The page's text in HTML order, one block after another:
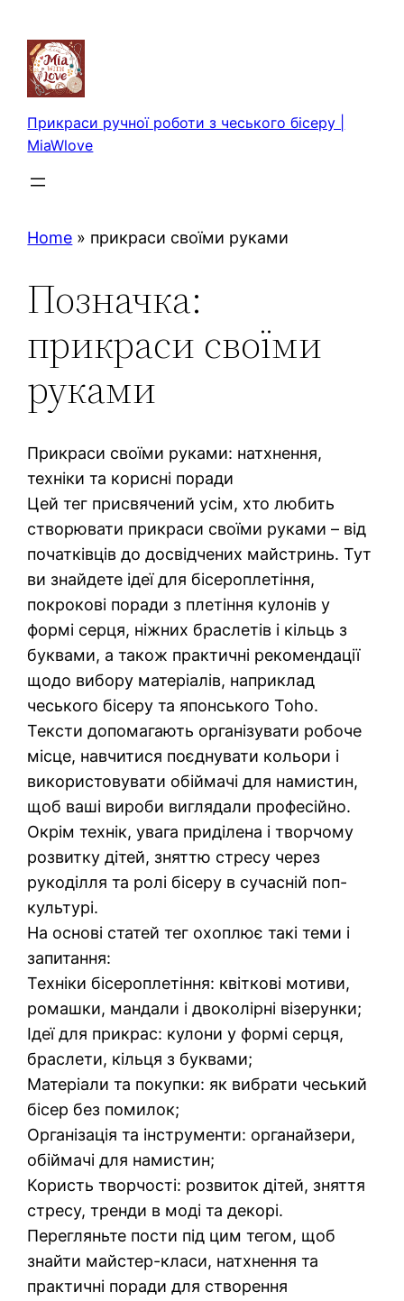
вмісту
Прикраси ручної роботи з чеського бісеру |
MiaWlove
Home » прикраси своїми руками
Позначка:
прикраси своїми
руками
Прикраси своїми руками: натхнення,
техніки та корисні поради
Цей тег присвячений усім, хто любить
створювати прикраси своїми руками – від
початківців до досвідчених майстринь. Тут
ви знайдете ідеї для бісероплетіння,
покрокові поради з плетіння кулонів у
формі серця, ніжних браслетів і кільць з
буквами, а також практичні рекомендації
щодо вибору матеріалів, наприклад
чеського бісеру та японського Toho.
Тексти допомагають організувати робоче
місце, навчитися поєднувати кольори і
використовувати обіймачі для намистин,
щоб ваші вироби виглядали професійно.
Окрім технік, увага приділена і творчому
розвитку дітей, зняттю стресу через
рукоділля та ролі бісеру в сучасній поп-
культурі.
На основі статей тег охоплює такі теми і
запитання:
Техніки бісероплетіння: квіткові мотиви,
ромашки, мандали і двоколірні візерунки;
Ідеї для прикрас: кулони у формі серця,
браслети, кільця з буквами;
Матеріали та покупки: як вибрати чеський
бісер без помилок;
Організація та інструменти: органайзери,
обіймачі для намистин;
Користь творчості: розвиток дітей, зняття
стресу, тренди в моді та декорі.
Перегляньте пости під цим тегом, щоб
знайти майстер-класи, натхнення та
практичні поради для створення